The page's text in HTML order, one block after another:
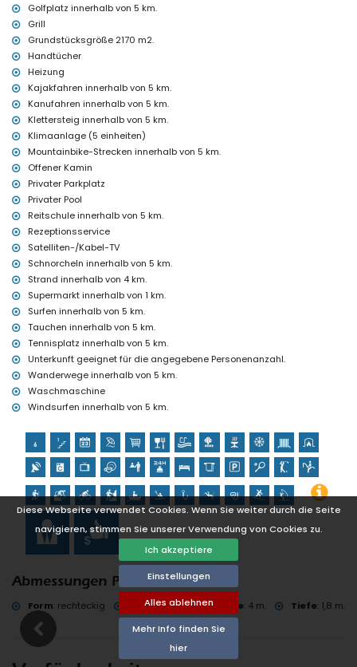
Diese Webseite verwendet Cookies. Wenn Sie weiter durch die Seite
navigieren, stimmen Sie unserer Verwendung von Cookies zu.
Ich akzeptiere
Einstellungen
Alles ablehnen
Mehr Info finden Sie
hier
Zustellbett und Kinderbett/Babybett (auf Anfrage)
Unterhaltung und Freizeitaktivitäten für Ihren Urlaub in Jávea,
Costa Blanca
Diskothek, Bar und Promenade (Paseo Marítimo) (innerhalb von 5
Kilometern vom Haus)
Sehenswürdigkeiten und Kultur in Jávea, Costa Blanca
Museum (Histórico de Jávea, Jávea), Kirche (Virgen de Loreto,
Puerto, Jávea), Ruine (Molinos de Viento, Jávea), Denkmal (Pueblo
de Jávea, Jávea), Architektonisches Gebäude (Pueblo de Jávea,
Jávea), historischer Ort (Pueblo de Jávea und Jávea) (innerhalb
von 5 Kilometern von der Unterkunft)
Burg (Portal de la Vila und Denia) (innerhalb von 10 Kilometern von
der Unterkunft)
Sport
Tennis, Golf (La Sella, Denia), Reiten, Wandern, Mountainbiking,
Radfahren, Klettern, Kanufahren, Kajakfahren, Angeln, Tauchen,
Schnorcheln, Surfen und Windsurfen (innerhalb von 5 Kilometern
vom Haus)
Golfplatz innerhalb von 5 km.
Grill
Grundstücksgröße 2170 m2.
Handtücher
Heizung
Kajakfahren innerhalb von 5 km.
Kanufahren innerhalb von 5 km.
Klettersteig innerhalb von 5 km.
Klimaanlage (5 einheiten)
Mountainbike-Strecken innerhalb von 5 km.
Offener Kamin
Privater Parkplatz
Privater Pool
Reitschule innerhalb von 5 km.
Rezeptionsservice
Satelliten-/Kabel-TV
Schnorcheln innerhalb von 5 km.
Strand innerhalb von 4 km.
Supermarkt innerhalb von 1 km.
Surfen innerhalb von 5 km.
Tauchen innerhalb von 5 km.
Tennisplatz innerhalb von 5 km.
Unterkunft geeignet für die angegebene Personenanzahl.
Wanderwege innerhalb von 5 km.
Waschmaschine
Windsurfen innerhalb von 5 km.
Abmessungen Pool
Form: rechteckig Länge: 10 m. Breite: 4 m. Tiefe: 1,8 m.